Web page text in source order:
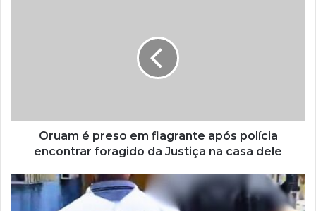
Oruam é preso em flagrante após polícia
encontrar foragido da Justiça na casa dele